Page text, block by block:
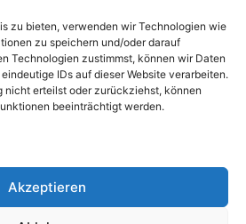
zu bieten, verwenden wir Technologien wie
zu speichern und/oder darauf
Technologien zustimmst, können wir Daten
IDs auf dieser Website verarbeiten.
nicht erteilst oder zurückziehst, können
beeinträchtigt werden.
Akzeptieren FH